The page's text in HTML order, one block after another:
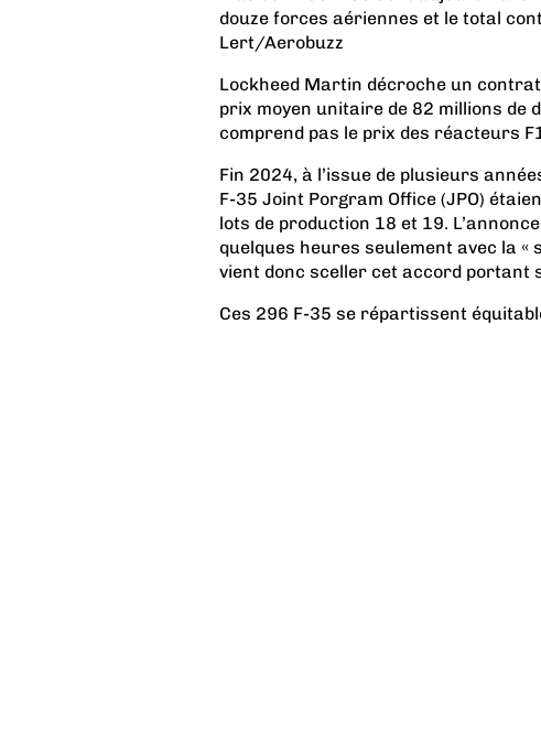
douze forces aériennes et le total
Lert/Aerobuzz
Lockheed Martin décroche un
prix moyen unitaire de 82 millions de
comprend pas le prix des réacteurs
Fin 2024, à l’issue de plusieurs
F-35 Joint Porgram Office (JPO)
lots de production 18 et 19.
quelques heures seulement avec la
vient donc sceller cet accord portant
Ces 296 F-35 se répartissent